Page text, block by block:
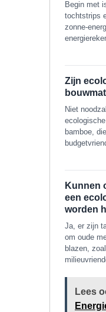
Begin met
tochtstrips
zonne-
Zijn
Niet
bamboe,
Kunnen
een
worden
Ja, er zijn
om oude
blazen,
Lees